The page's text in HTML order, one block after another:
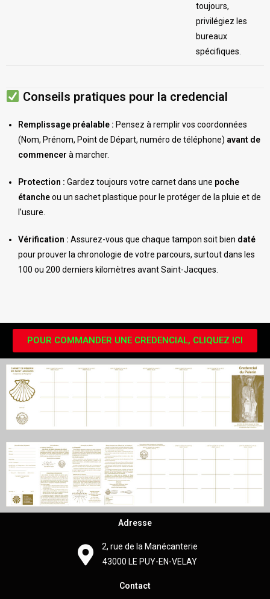
toujours,
privilégiez les
bureaux
spécifiques.
Conseils pratiques pour la credencial
Remplissage préalable : Pensez à remplir vos coordonnées
(Nom, Prénom, Point de Départ, numéro de téléphone) avant de
commencer à marcher.
Protection : Gardez toujours votre carnet dans une poche
étancheou un sachet plastique pour le protéger de la pluie et de
l’usure.
Vérification : Assurez-vous que chaque tampon soit bien daté
pour prouver la chronologie de votre parcours, surtout dans les
100 ou 200 derniers kilomètres avant Saint-Jacques.
POUR COMMANDER UNE CREDENCIAL, CLIQUEZ ICI
Adresse
2, rue de la Manécanterie
43000 LE PUY-EN-VELAY
Contact